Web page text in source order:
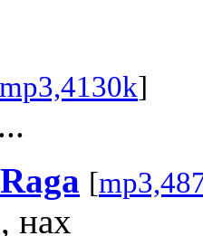
mp3,4130k]
[
нах